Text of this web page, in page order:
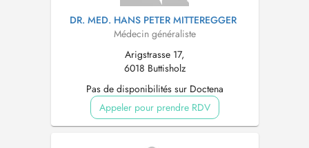
DR. MED. HANS PETER MITTEREGGER
Médecin généraliste
Arigstrasse 17,
6018 Buttisholz
Pas de disponibilités sur Doctena
Appeler pour prendre RDV